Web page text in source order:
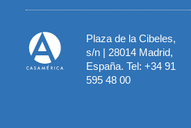
Plaza de la Cibeles,
s/n | 28014 Madrid,
España. Tel: +34 91
595 48 00